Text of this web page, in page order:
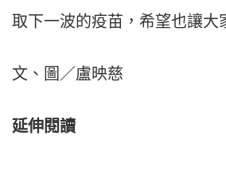
取下一波的疫苗，希望也讓大
文、圖／盧映慈
延伸閱讀